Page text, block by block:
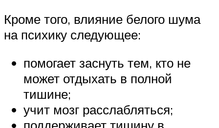
Кроме того, влияние белого шума
на психику следующее:
помогает заснуть тем, кто не
может отдыхать в полной
тишине;
учит мозг расслабляться;